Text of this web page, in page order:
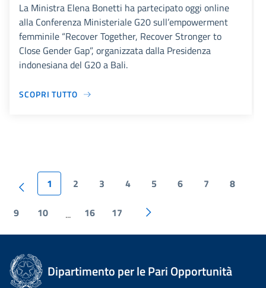
La Ministra Elena Bonetti ha partecipato oggi online
alla Conferenza Ministeriale G20 sull’empowerment
femminile “Recover Together, Recover Stronger to
Close Gender Gap”, organizzata dalla Presidenza
indonesiana del G20 a Bali.
SCOPRI TUTTO
1 2 3 4 5 6 7 8
9 10 ... 16 17
Dipartimento per le Pari Opportunità